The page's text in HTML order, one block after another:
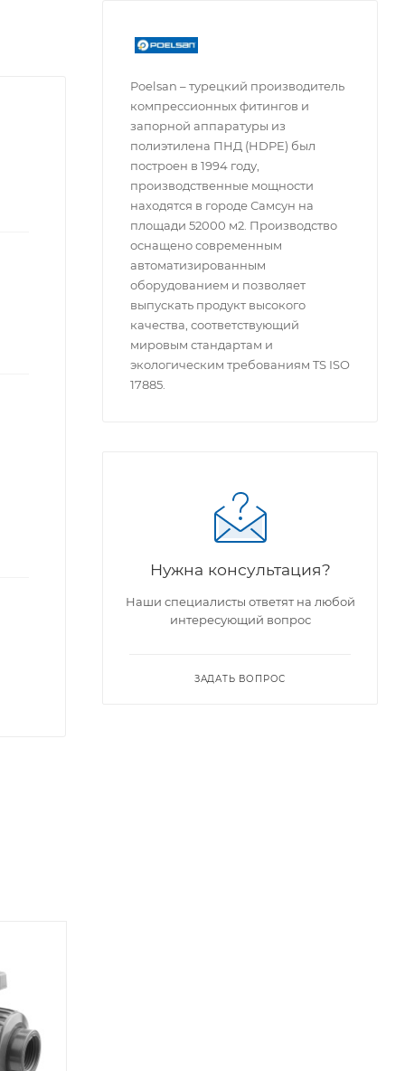
Poelsan – турецкий производитель
компрессионных фитингов и
запорной аппаратуры из
полиэтилена ПНД (HDPE) был
построен в 1994 году,
производственные мощности
находятся в городе Самсун на
площади 52000 м2. Производство
оснащено современным
автоматизированным
оборудованием и позволяет
выпускать продукт высокого
качества, соответствующий
мировым стандартам и
экологическим требованиям TS ISO
17885.
Нужна консультация?
Наши специалисты ответят на любой
интересующий вопрос
ЗАДАТЬ ВОПРОС